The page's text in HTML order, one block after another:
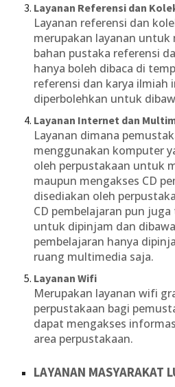
Layanan Referensi dan
Layanan referensi dan
merupakan layanan
bahan pustaka referensi
hanya boleh dibaca di
referensi dan karya ilmiah
diperbolehkan untuk
Layanan Internet dan
Layanan dimana
menggunakan komputer
oleh perpustakaan untuk
maupun mengakses CD
disediakan oleh
CD pembelajaran pun
untuk dipinjam dan
pembelajaran hanya
ruang multimedia saja.
Layanan Wifi
Merupakan layanan wifi
perpustakaan bagi
dapat mengakses
area perpustakaan.
LAYANAN MASYARAKAT